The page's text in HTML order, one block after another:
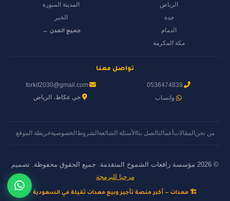
الرياض
جدة
الدمام
مكة المكرمة
المدينة المنورة
الخبر
جميع المدن ←
تواصل معنا
0536474839
واتساب
forkif2030@gmail.com
حي عكاظ، الرياض
من نحن المقالات أعمالنا اتصل بنا الأسئلة الشائعة الشروط الخصوصيةخريطة الموقع
© 2026 مؤسسة رافعات الشموخ المتقدمة. جميع الحقوق محفوظة. تصميم
مرحبا للبرمجة
🏗️ معدات — أكبر منصة تأجير وبيع معدات ثقيلة في السعودية